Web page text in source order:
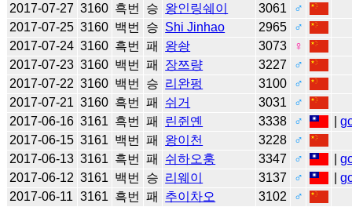
2017-07-27 3160 흑번 승 왕인링쉐이 3061
♂
2017-07-25 3160 백번 승 Shi Jinhao 2965
♂
2017-07-24 3160 흑번 패 왕솽 3073
♀
2017-07-23 3160 백번 패 장쯔량 3227
♂
2017-07-22 3160 백번 승 리완펑 3100
♂
2017-07-21 3160 흑번 패 쉬거 3031
♂
2017-06-16 3161 흑번 패 린쥔옌 3338 ♂ |
2017-06-15 3161 백번 패 왕이천 3228
♂
2017-06-13 3161 흑번 패 쉬하오훙 3347 ♂ |
2017-06-12 3161 백번 승 리웨이 3137 ♂ |
2017-06-11 3161 흑번 패 추이차오 3102
♂